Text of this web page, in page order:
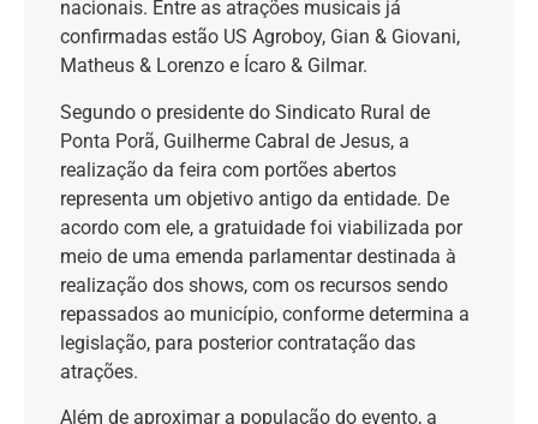
nacionais. Entre as atrações musicais já
confirmadas estão US Agroboy, Gian & Giovani,
Matheus & Lorenzo e Ícaro & Gilmar.
Segundo o presidente do Sindicato Rural de
Ponta Porã, Guilherme Cabral de Jesus, a
realização da feira com portões abertos
representa um objetivo antigo da entidade. De
acordo com ele, a gratuidade foi viabilizada por
meio de uma emenda parlamentar destinada à
realização dos shows, com os recursos sendo
repassados ao município, conforme determina a
legislação, para posterior contratação das
atrações.
Além de aproximar a população do evento, a